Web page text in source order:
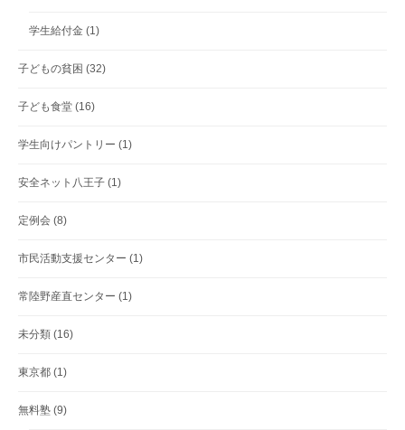
学生給付金 (1)
子どもの貧困 (32)
子ども食堂 (16)
学生向けパントリー (1)
安全ネット八王子 (1)
定例会 (8)
市民活動支援センター (1)
常陸野産直センター (1)
未分類 (16)
東京都 (1)
無料塾 (9)